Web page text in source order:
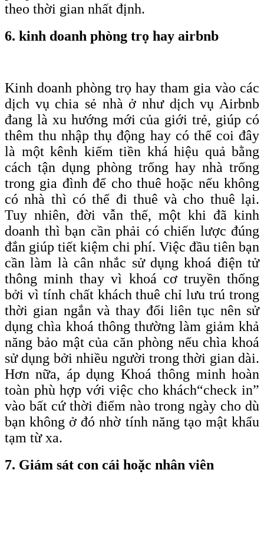
theo thời gian nhất định.
6. kinh doanh phòng trọ hay airbnb
Kinh doanh phòng trọ hay tham gia vào các
dịch vụ chia sẻ nhà ở như dịch vụ Airbnb
đang là xu hướng mới của giới trẻ, giúp có
thêm thu nhập thụ động hay có thể coi đây
là một kênh kiếm tiền khá hiệu quả bằng
cách tận dụng phòng trống hay nhà trống
trong gia đình để cho thuê hoặc nếu không
có nhà thì có thể đi thuê và cho thuê lại.
Tuy nhiên, đời vẫn thế, một khi đã kinh
doanh thì bạn cần phải có chiến lược đúng
đắn giúp tiết kiệm chi phí. Việc đầu tiên bạn
cần làm là cân nhắc sử dụng khoá điện tử
thông minh thay vì khoá cơ truyền thống
bởi vì tính chất khách thuê chỉ lưu trú trong
thời gian ngắn và thay đổi liên tục nên sử
dụng chìa khoá thông thường làm giảm khả
năng bảo mật của căn phòng nếu chìa khoá
sử dụng bởi nhiều người trong thời gian dài.
Hơn nữa, áp dụng Khoá thông minh hoàn
toàn phù hợp với việc cho khách“checkin”
vào bất cứ thời điểm nào trong ngày cho dù
bạn không ở đó nhờ tính năng tạo mật khẩu
tạm từ xa.
7. Giám sát con cái hoặc nhân viên